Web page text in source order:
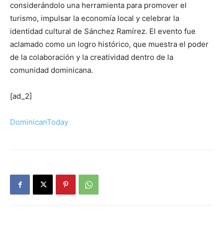
considerándolo una herramienta para promover el
turismo, impulsar la economía local y celebrar la
identidad cultural de Sánchez Ramírez. El evento fue
aclamado como un logro histórico, que muestra el poder
de la colaboración y la creatividad dentro de la
comunidad dominicana.
[ad_2]
DominicanToday